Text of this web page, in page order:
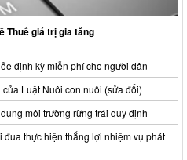
Thuế giá trị gia tăng
định kỳ miễn phí cho người dân
Luật Nuôi con nuôi (sửa đổi)
môi trường rừng trái quy định
thực hiện thắng lợi nhiệm vụ phát